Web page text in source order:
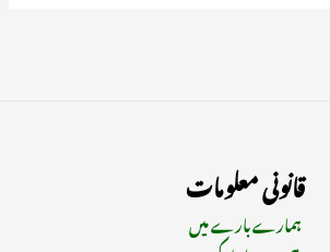
قانونی معلومات
ہمارے بارے میں